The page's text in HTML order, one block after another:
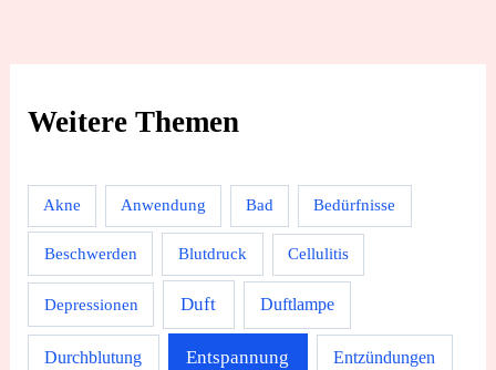
Weitere Themen
Akne Anwendung Bad Bedürfnisse
Beschwerden Blutdruck Cellulitis
Depressionen Duft Duftlampe
Durchblutung Entspannung Entzündungen